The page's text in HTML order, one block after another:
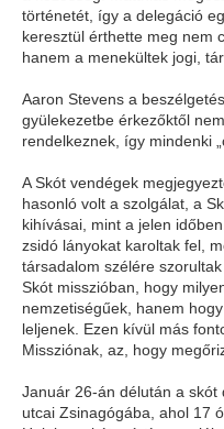
történetét, így a delegáció
keresztül érthette meg nem
hanem a menekültek jogi,
Aaron Stevens a
gyülekezetbe érkezőktől
rendelkeznek, így mindenki
A Skót vendégek
hasonló volt a szolgálat, a
kihívásai, mint a jelen
zsidó lányokat karoltak fel,
társadalom szélére
Skót misszióban, hogy
nemzetiségűek, hanem
leljenek. Ezen kívül más
Missziónak, az, hogy
Január 26-án délután a
utcai Zsinagógába, ahol 17